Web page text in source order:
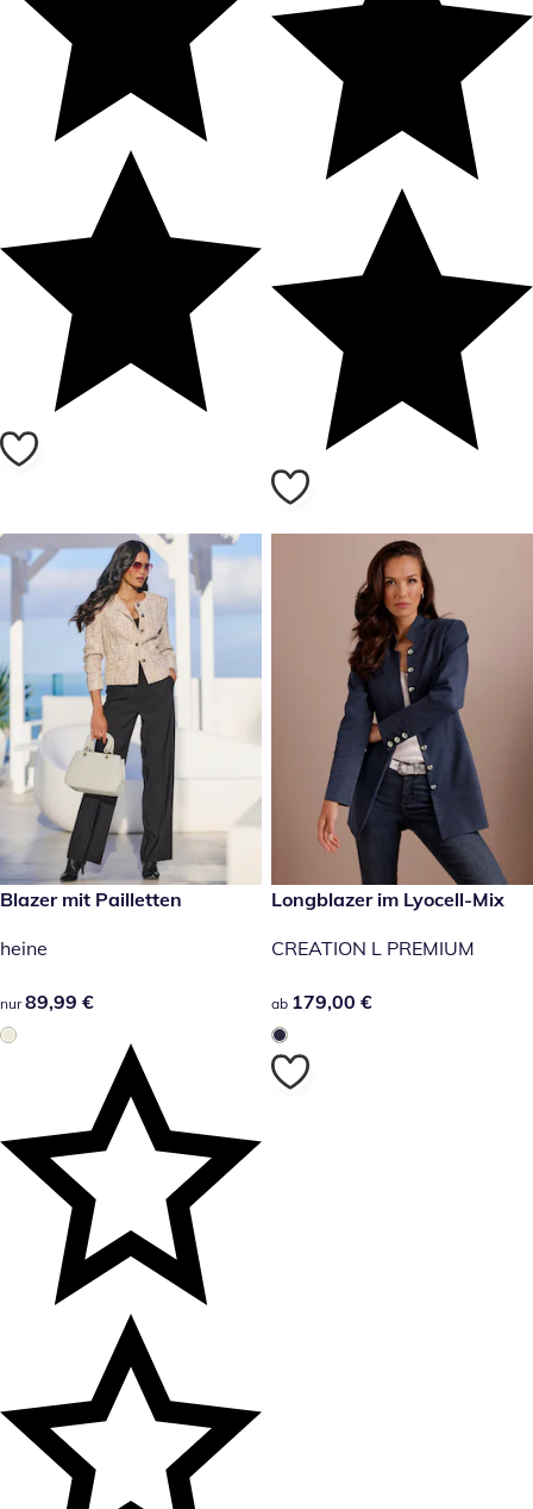
89,99 €
Blazer mit Pailletten
heine
89,99 €
nur 89,99 €
179,00 €
Longblazer im Lyocell-Mix
CREATION L PREMIUM
179,00 €
ab 179,00 €